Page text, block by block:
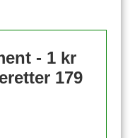
- 1 kr
179